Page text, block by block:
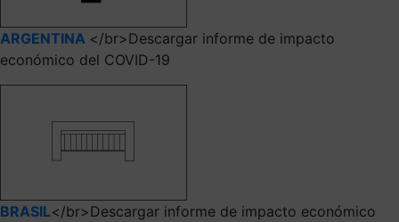
ARGENTINA </br>Descargar informe de impacto
económico del COVID-19
BRASIL</br>Descargar informe de impacto económico